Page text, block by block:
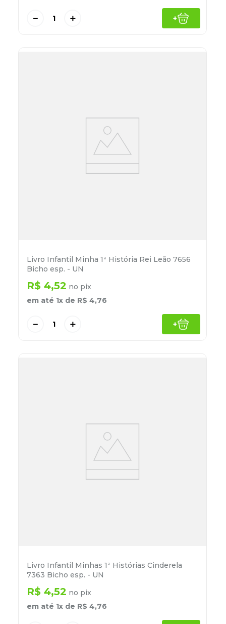
＋
－ +
Livro Infantil Minha 1ª História Rei Leão 7656
Bicho esp. - UN
R$ 4,52 no pix
em até 1x de R$ 4,76
＋
－ +
Livro Infantil Minhas 1ª Histórias Cinderela
7363 Bicho esp. - UN
R$ 4,52 no pix
em até 1x de R$ 4,76